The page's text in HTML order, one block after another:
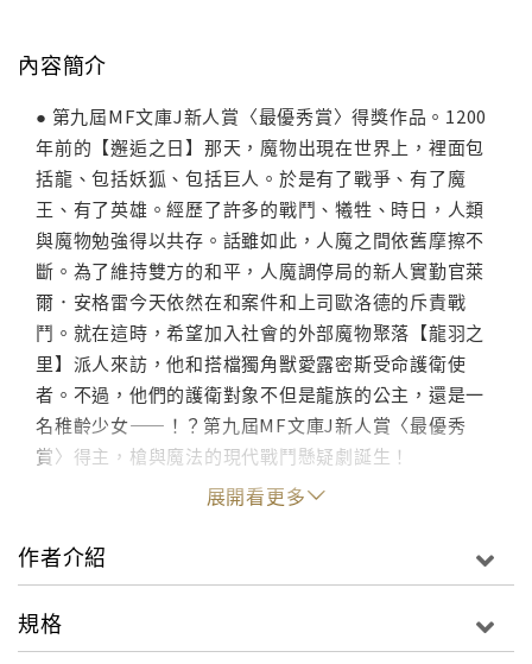
內容簡介
● 第九屆MF文庫J新人賞〈最優秀賞〉得獎作品。1200
年前的【邂逅之日】那天，魔物出現在世界上，裡面包
括龍、包括妖狐、包括巨人。於是有了戰爭、有了魔
王、有了英雄。經歷了許多的戰鬥、犧牲、時日，人類
與魔物勉強得以共存。話雖如此，人魔之間依舊摩擦不
斷。為了維持雙方的和平，人魔調停局的新人實勤官萊
爾．安格雷今天依然在和案件和上司歐洛德的斥責戰
鬥。就在這時，希望加入社會的外部魔物聚落【龍羽之
里】派人來訪，他和搭檔獨角獸愛露密斯受命護衛使
者。不過，他們的護衛對象不但是龍族的公主，還是一
名稚齡少女——！？第九屆MF文庫J新人賞〈最優秀
賞〉得主，槍與魔法的現代戰鬥懸疑劇誕生！
展開看更多
作者介紹
規格